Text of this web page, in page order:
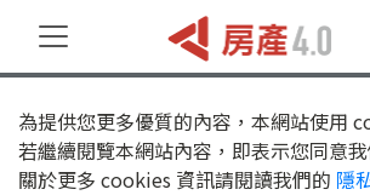
為提供您更多優質的內容，本網站使用
若繼續閱覽本網站內容，即表示您同意
關於更多 cookies 資訊請閱讀我們的 隱